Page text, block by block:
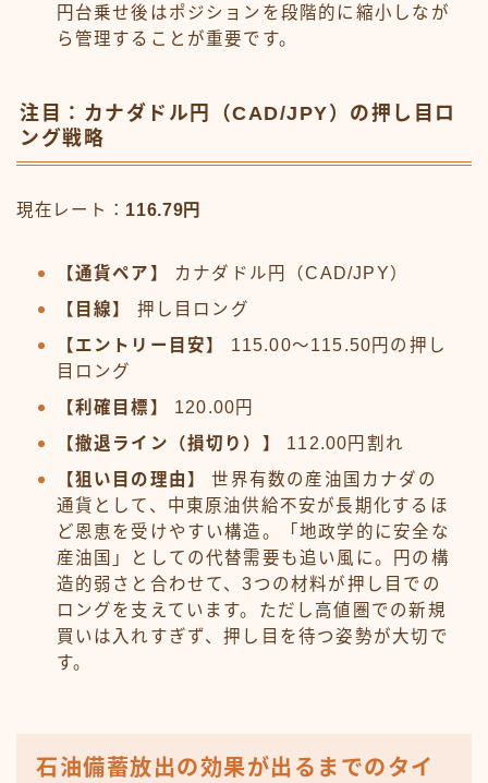
円台乗せ後はポジションを段階的に縮小しなが
ら管理することが重要です。
注目：カナダドル円（CAD/JPY）の押し目ロ
ング戦略
現在レート： 116.79円
【通貨ペア】
カナダドル円（CAD/JPY）
【目線】
押し目ロング
【エントリー目安】
115.00〜115.50円の押し
目ロング
【利確目標】
120.00円
【撤退ライン（損切り）】
112.00円割れ
【狙い目の理由】
世界有数の産油国カナダの
通貨として、中東原油供給不安が長期化するほ
ど恩恵を受けやすい構造。「地政学的に安全な
産油国」としての代替需要も追い風に。円の構
造的弱さと合わせて、3つの材料が押し目での
ロングを支えています。ただし高値圏での新規
買いは入れすぎず、押し目を待つ姿勢が大切で
す。
石油備蓄放出の効果が出るまでのタイ